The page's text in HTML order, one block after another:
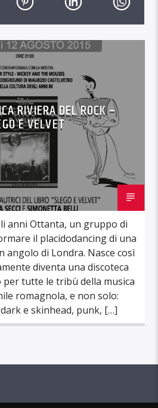
RIVIERA DEL ROCK –
E VELVET
anni Ottanta, un gruppo di
il placidodancing di una
angolo di Londra. Nasce così
diventa una discoteca
tutte le tribù della musica
romagnola, e non solo:
e skinhead, punk, […]